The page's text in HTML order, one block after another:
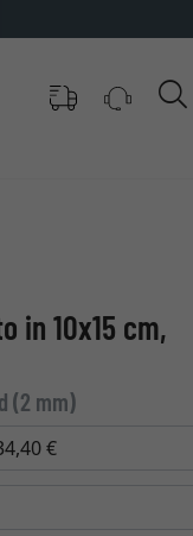
in 10x15 cm,
(2 mm)